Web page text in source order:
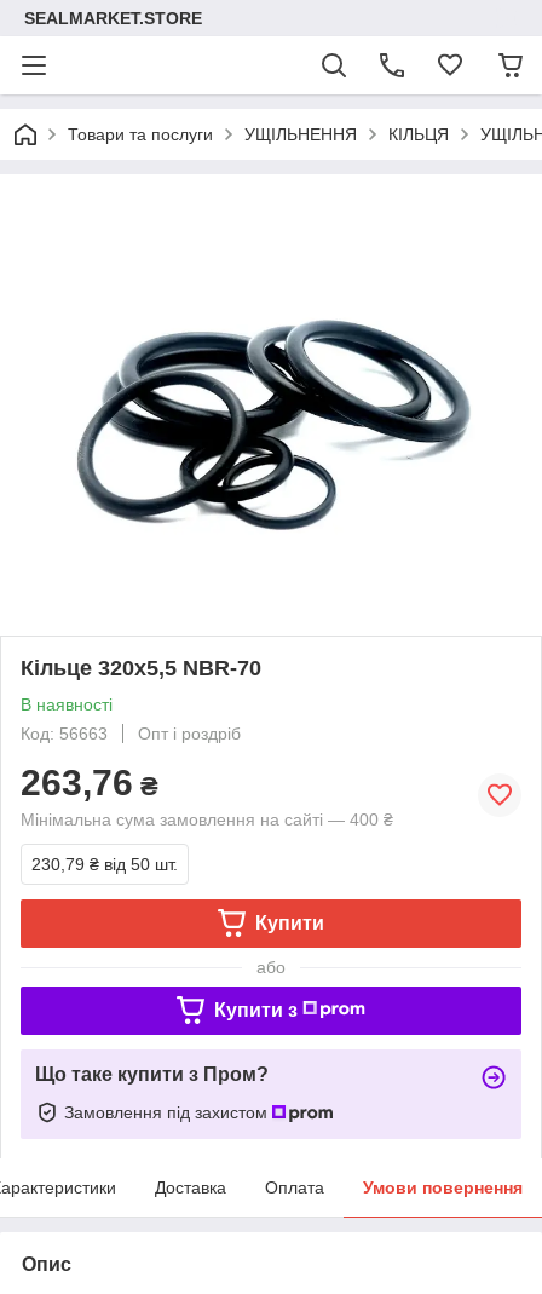
SEALMARKET.STORE
Товари та послуги УЩІЛЬНЕННЯ КІЛЬЦЯ
Кільце 320х5,5 NBR-70
В наявності
Код: 56663
Опт і роздріб
263,76 ₴
Мінімальна сума замовлення на сайті — 400 ₴
230,79 ₴ від 50 шт.
Купити
або
Купити з
Що таке купити з Пром?
Замовлення під захистом
Доставка Оплата Умови повернення
Опис